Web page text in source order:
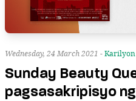
Wednesday, 24 March 2021 -Karilyon
Sunday Beauty
pagsasakripisyo